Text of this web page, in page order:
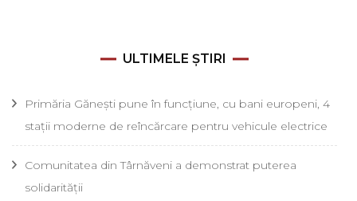
ULTIMELE ȘTIRI
Primăria Gănești pune în funcțiune, cu bani europeni, 4
stații moderne de reîncărcare pentru vehicule electrice
Comunitatea din Târnăveni a demonstrat puterea
solidarității